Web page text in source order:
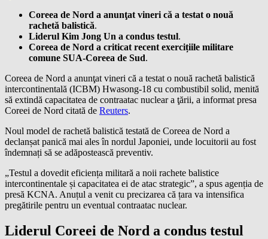
Coreea de Nord a anunţat vineri că a testat o nouă
rachetă balistică.
Liderul Kim Jong Un a condus testul.
Coreea de Nord a criticat recent exercițiile militare
comune SUA-Coreea de Sud.
Coreea de Nord a anunţat vineri că a testat o nouă rachetă balistică
intercontinentală (ICBM) Hwasong-18 cu combustibil solid, menită
să extindă capacitatea de contraatac nuclear a ţării, a informat presa
Coreei de Nord citată de Reuters.
Noul model de rachetă balistică testată de Coreea de Nord a
declanșat panică mai ales în nordul Japoniei, unde locuitorii au fost
îndemnați să se adăpostească preventiv.
„Testul a dovedit eficiența militară a noii rachete balistice
intercontinentale și capacitatea ei de atac strategic”, a spus agenția de
presă KCNA. Anuțul a venit cu precizarea că țara va intensifica
pregătirile pentru un eventual contraatac nuclear.
Liderul Coreei de Nord a condus testul